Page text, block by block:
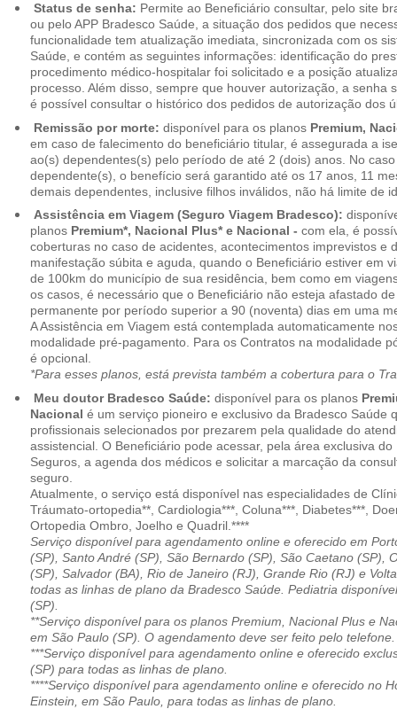
Status de senha: Permite ao Beneficiário consultar, pelo site
ou pelo APP Bradesco Saúde, a situação dos pedidos que
funcionalidade tem atualização imediata, sincronizada com os
Saúde, e contém as seguintes informações: identificação do
procedimento médico-hospitalar foi solicitado e a posição
processo. Além disso, sempre que houver autorização, a senha
é possível consultar o histórico dos pedidos de autorização dos
Remissão por morte: disponível para os planos Premium,
em caso de falecimento do beneficiário titular, é assegurada a
ao(s) dependentes(s) pelo período de até 2 (dois) anos. No
dependente(s), o benefício será garantido até os 17 anos, 11
demais dependentes, inclusive filhos inválidos, não há limite de
Assistência em Viagem (Seguro Viagem Bradesco):
planos Premium*, Nacional Plus* e Nacional - com ela, é
coberturas no caso de acidentes, acontecimentos imprevistos e
manifestação súbita e aguda, quando o Beneficiário estiver em
de 100km do município de sua residência, bem como em
os casos, é necessário que o Beneficiário não esteja afastado
permanente por período superior a 90 (noventa) dias em uma
A Assistência em Viagem está contemplada automaticamente
modalidade pré-pagamento. Para os Contratos na modalidade
é opcional.
*Para esses planos, está prevista também a cobertura para o
Meu doutor Bradesco Saúde: disponível para os planos
Nacional é um serviço pioneiro e exclusivo da Bradesco Saúde
profissionais selecionados por prezarem pela qualidade do
assistencial. O Beneficiário pode acessar, pela área exclusiva
Seguros, a agenda dos médicos e solicitar a marcação da
seguro.
Atualmente, o serviço está disponível nas especialidades de
Tráumato-ortopedia**, Cardiologia***, Coluna***, Diabetes***,
Ortopedia Ombro, Joelho e Quadril.****
Serviço disponível para agendamento online e oferecido em
(SP), Santo André (SP), São Bernardo (SP), São Caetano (SP),
(SP), Salvador (BA), Rio de Janeiro (RJ), Grande Rio (RJ) e
todas as linhas de plano da Bradesco Saúde. Pediatria
(SP).
**Serviço disponível para os planos Premium, Nacional Plus e
em São Paulo (SP). O agendamento deve ser feito pelo telefone.
***Serviço disponível para agendamento online e oferecido
(SP) para todas as linhas de plano.
****Serviço disponível para agendamento online e oferecido no
Einstein, em São Paulo, para todas as linhas de plano.